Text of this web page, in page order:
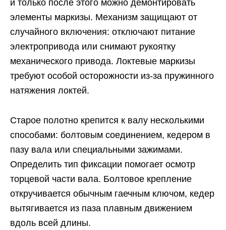
и только после этого можно демонтировать
элементы маркизы. Механизм защищают от
случайного включения: отключают питание
электропривода или снимают рукоятку
механического привода. Локтевые маркизы
требуют особой осторожности из-за пружинного
натяжения локтей.
Старое полотно крепится к валу несколькими
способами: болтовым соединением, кедером в
пазу вала или специальными зажимами.
Определить тип фиксации помогает осмотр
торцевой части вала. Болтовое крепление
откручивается обычным гаечным ключом, кедер
вытягивается из паза плавным движением
вдоль всей длины.